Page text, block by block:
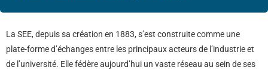
La SEE, depuis sa création en 1883, s’est construite comme une
plate-forme d’échanges entre les principaux acteurs de l’industrie et
de l’université. Elle fédère aujourd’hui un vaste réseau au sein de ses